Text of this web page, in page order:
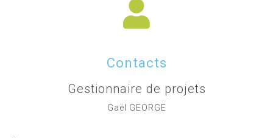
Contacts
Gestionnaire de projets
Gaël GEORGE